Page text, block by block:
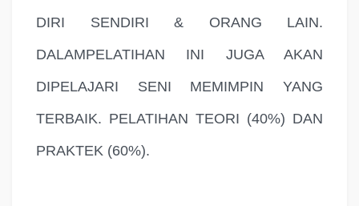
DIRI SENDIRI & ORANG LAIN.
DALAMPELATIHAN INI JUGA AKAN
DIPELAJARI SENI MEMIMPIN YANG
TERBAIK. PELATIHAN TEORI (40%) DAN
PRAKTEK (60%).